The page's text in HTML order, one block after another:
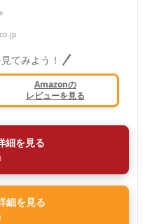
てみよう！
Amazonの
レビューを見る
細を見る
細を見る